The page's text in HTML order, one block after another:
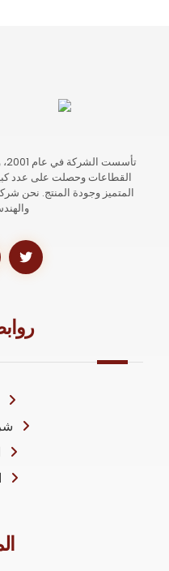
القطاعات وحصلت على عدد
المتميز وجودة المنتج. نحن